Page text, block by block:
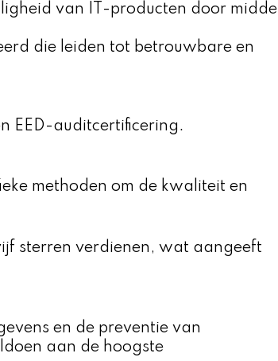
van IT-producten door middel
die leiden tot betrouwbare en
EED-auditcertificering.
methoden om de kwaliteit en
sterren verdienen, wat aangeeft
en de preventie van
aan de hoogste